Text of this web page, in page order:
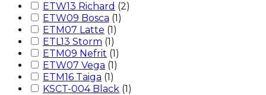
ETW13 Richard (2)
ETW09 Bosca (1)
ETM07 Latte (1)
ETL13 Storm (1)
ETM09 Nefrit (1)
ETW07 Vega (1)
ETM16 Taiga (1)
KSCT-004 Black (1)